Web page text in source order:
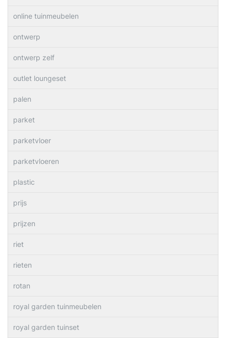
online tuinmeubelen
ontwerp
ontwerp zelf
outlet loungeset
palen
parket
parketvloer
parketvloeren
plastic
prijs
prijzen
riet
rieten
rotan
royal garden tuinmeubelen
royal garden tuinset